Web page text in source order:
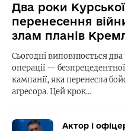
Два роки Курської
перенесення
злам планів
Сьогодні виповнюється два
операції —
кампанії, яка перенесла
агресора. Цей крок…
Актор і